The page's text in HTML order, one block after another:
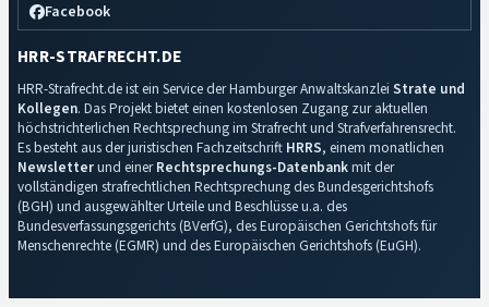
Facebook
HRR-STRAFRECHT.DE
HRR-Strafrecht.de ist ein Service der Hamburger Anwaltskanzlei Strate und
Kollegen. Das Projekt bietet einen kostenlosen Zugang zur aktuellen
höchstrichterlichen Rechtsprechung im Strafrecht und Strafverfahrensrecht.
Es besteht aus der juristischen Fachzeitschrift HRRS, einem monatlichen
Newsletterund einerRechtsprechungs-Datenbankmit der
vollständigen strafrechtlichen Rechtsprechung des Bundesgerichtshofs
(BGH) und ausgewählter Urteile und Beschlüsse u.a. des
Bundesverfassungsgerichts (BVerfG), des Europäischen Gerichtshofs für
Menschenrechte (EGMR) und des Europäischen Gerichtshofs (EuGH).